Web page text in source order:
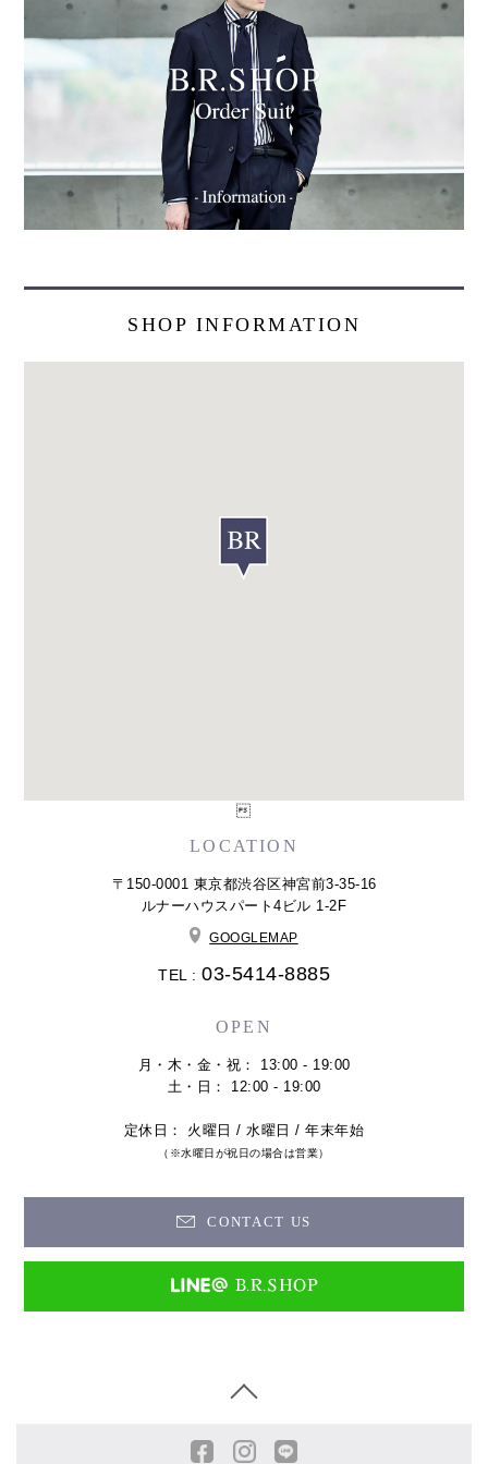
SHOP INFORMATION
LOCATION
〒150-0001 東京都渋谷区神宮前3-35-16
ルナーハウスパート4ビル 1-2F
GOOGLEMAP
TEL : 03-5414-8885
OPEN
月・木・金・祝： 13:00 - 19:00
土・日： 12:00 - 19:00
定休日： 火曜日 / 水曜日 / 年末年始
（※水曜日が祝日の場合は営業）
CONTACT US